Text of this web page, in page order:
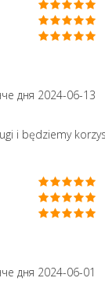
дня 2024-06-13
i będziemy
дня 2024-06-01